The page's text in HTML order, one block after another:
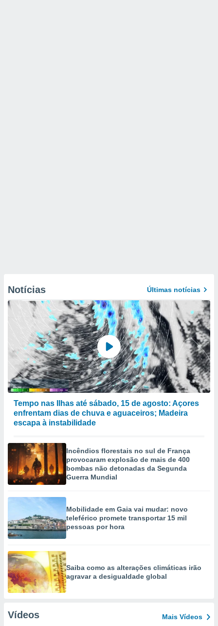
Notícias Últimas notícias
Tempo nas Ilhas até sábado, 15 de agosto: Açores
enfrentam dias de chuva e aguaceiros; Madeira
escapa à instabilidade
Incêndios florestais no sul de França
provocaram explosão de mais de 400
bombas não detonadas da Segunda
Guerra Mundial
Mobilidade em Gaia vai mudar: novo
teleférico promete transportar 15 mil
pessoas por hora
Saiba como as alterações climáticas irão
agravar a desigualdade global
Vídeos Mais Vídeos